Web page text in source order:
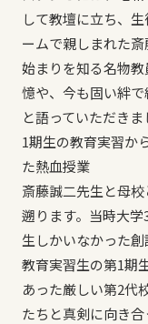
して教壇に立ち、
ームで親しまれた
始まりを知る名物
憶や、今も固い絆
と語っていただきま
1期生の教育実習か
た熱血授業
斎藤誠二先生と母
遡ります。当時大
生しかいなかった
教育実習生の第1期
あった厳しい第2代
たちと真剣に向き